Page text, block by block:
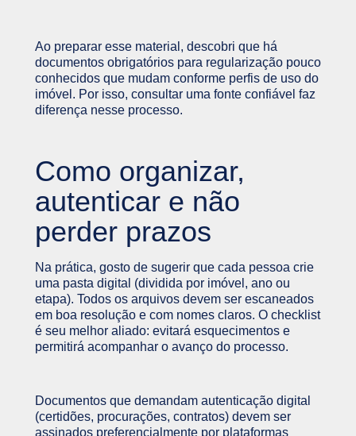
Ao preparar esse material, descobri que há
documentos obrigatórios para regularização pouco
conhecidos que mudam conforme perfis de uso do
imóvel. Por isso, consultar uma fonte confiável faz
diferença nesse processo.
Como organizar,
autenticar e não
perder prazos
Na prática, gosto de sugerir que cada pessoa crie
uma pasta digital (dividida por imóvel, ano ou
etapa). Todos os arquivos devem ser escaneados
em boa resolução e com nomes claros. O checklist
é seu melhor aliado: evitará esquecimentos e
permitirá acompanhar o avanço do processo.
Documentos que demandam autenticação digital
(certidões, procurações, contratos) devem ser
assinados preferencialmente por plataformas